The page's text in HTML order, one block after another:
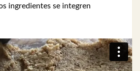
ingredientes se integren